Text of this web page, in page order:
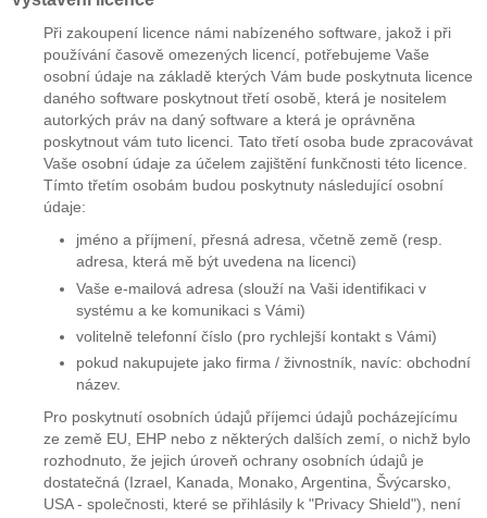
Při zakoupení licence námi nabízeného software, jakož i při
používání časově omezených licencí, potřebujeme Vaše
osobní údaje na základě kterých Vám bude poskytnuta licence
daného software poskytnout třetí osobě, která je nositelem
autorkých práv na daný software a která je oprávněna
poskytnout vám tuto licenci. Tato třetí osoba bude zpracovávat
Vaše osobní údaje za účelem zajištění funkčnosti této licence.
Tímto třetím osobám budou poskytnuty následující osobní
údaje:
jméno a příjmení, přesná adresa, včetně země (resp.
adresa, která mě být uvedena na licenci)
Vaše e-mailová adresa (slouží na Vaši identifikaci v
systému a ke komunikaci s Vámi)
volitelně telefonní číslo (pro rychlejší kontakt s Vámi)
pokud nakupujete jako firma / živnostník, navíc: obchodní
název.
Pro poskytnutí osobních údajů příjemci údajů pocházejícímu
ze země EU, EHP nebo z některých dalších zemí, o nichž bylo
rozhodnuto, že jejich úroveň ochrany osobních údajů je
dostatečná (Izrael, Kanada, Monako, Argentina, Švýcarsko,
USA - společnosti, které se přihlásily k "Privacy Shield"), není